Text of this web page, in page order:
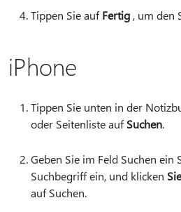
Tippen Sie aufFertig , um den
iPhone
Tippen Sie unten in der
oder Seitenliste aufSuchen.
Geben Sie im Feld Suchen ein
Suchbegriff ein, und klicken Sie
auf Suchen.